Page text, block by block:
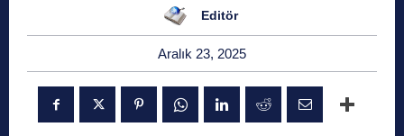
Editör
Aralık 23, 2025